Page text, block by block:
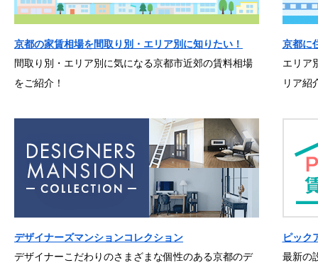
京都の家賃相場を間取り別・エリア別に知りたい！
間取り別・エリア別に気になる京都市近郊の賃料相場
をご紹介！
京都に
エリア
リア紹
デザイナーズマンションコレクション
デザイナーこだわりのさまざまな個性のある京都のデ
ピック
最新の